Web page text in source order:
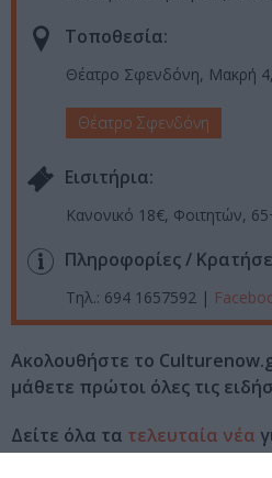
Τοποθεσία:
Θέατρο Σφενδόνη, Μακρή
Θέατρο Σφενδόνη
Eισιτήρια:
Κανονικό 18€, Φοιτητών,
Πληροφορίες /
Τηλ.: 694 1657592 |
Ακολουθήστε το
μάθετε πρώτοι όλες τις
Δείτε όλα τα τελευταία νέα